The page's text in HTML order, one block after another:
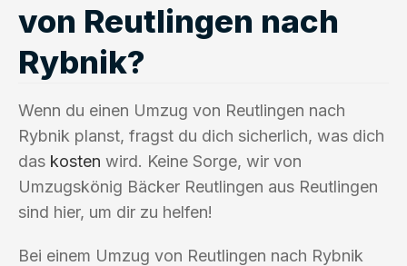
von Reutlingen nach
Rybnik?
Wenn du einen Umzug von Reutlingen nach
Rybnik planst, fragst du dich sicherlich, was dich
das kosten wird. Keine Sorge, wir von
Umzugskönig Bäcker Reutlingen aus Reutlingen
sind hier, um dir zu helfen!
Bei einem Umzug von Reutlingen nach Rybnik